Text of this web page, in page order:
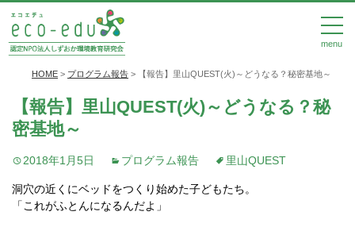
menu
HOME > プログラム報告 > 【報告】里山QUEST(火)～どうなる？秘密基地～
【報告】里山QUEST(火)～どうなる？秘
密基地～
2018年1月5日 プログラム報告 里山QUEST
洞穴の近くにベッドをつくり始めた子どもたち。
「これがふとんになるんだよ」